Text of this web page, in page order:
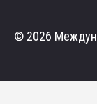
© 2026